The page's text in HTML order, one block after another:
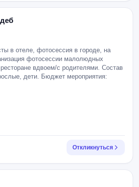
в отеле, фотосессия в городе, на
фотосессии малолюдных
вдвоем/с родителями. Состав
дети. Бюджет мероприятия:
Откликнуться